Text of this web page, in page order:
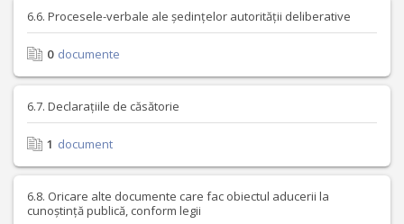
6.6. Procesele-verbale ale ședințelor autorității deliberative
0 documente
6.7. Declarațiile de căsătorie
1 document
6.8. Oricare alte documente care fac obiectul aducerii la
cunoștință publică, conform legii